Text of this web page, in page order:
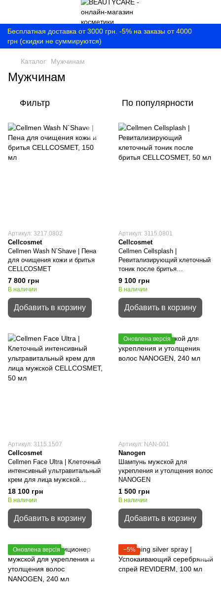
Бесплатная доставка от 3000 грн. -5% на заказы от 4000
грн (скидки не суммируются)
Каталог Мужчинам
Мужчинам
Фильтр По популярности
Артикул: 3217.0802
Cellcosmet
Cellmen Wash N`Shave | Пена
для очищения кожи и бритья
CELLCOSMET
7 800 грн
В наличии
Добавить в корзину
Артикул: 3115.0801
Cellcosmet
Cellmen Cellsplash |
Ревитализирующий клеточный
тоник после бритья
CELLCOSMET
9 100 грн
В наличии
Добавить в корзину
Артикул: 3115.1507
Cellcosmet
Cellmen Face Ultra | Клеточный
интенсивный ультравитальный
крем для лица мужской
CELLCOSMET
18 100 грн
В наличии
Добавить в корзину
Оновлена версія
Артикул: NAN-001
Nanogen
Шампунь мужской для
укрепления и утолщения волос
NANOGEN
1 500 грн
В наличии
Добавить в корзину
Оновлена версія −5%